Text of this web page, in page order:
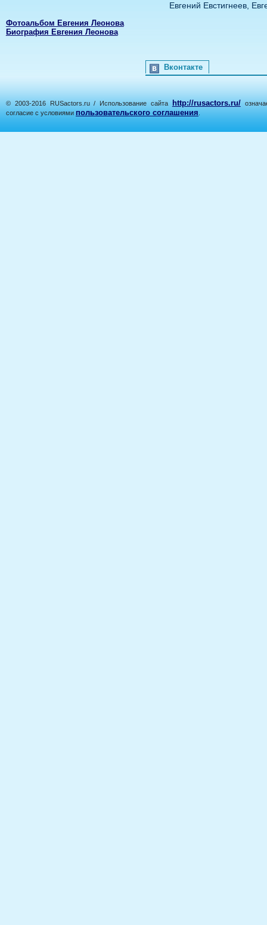
Евгений Евстигнеев,
Фотоальбом Евгения Леонова
Биография Евгения Леонова
Вконтакте
© 2003-2016 RUSactors.ru / Использование сайта http://rusactors.ru/
согласие с условиями пользовательского соглашения